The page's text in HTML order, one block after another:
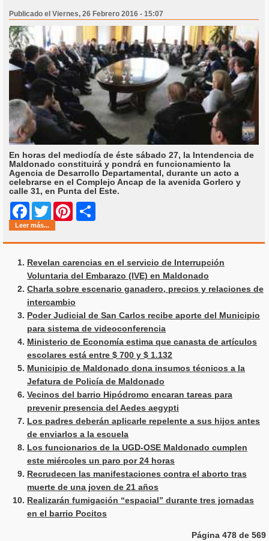
Publicado el Viernes, 26 Febrero 2016 - 15:07
En horas del mediodía de éste sábado 27, la Intendencia de
Maldonado constituirá y pondrá en funcionamiento la
Agencia de Desarrollo Departamental, durante un acto a
celebrarse en el Complejo Ancap de la avenida Gorlero y
calle 31, en Punta del Este.
Facebook
Twitter Pinterest
Leer más...
Revelan carencias en el servicio de Interrupción
Voluntaria del Embarazo (IVE) en Maldonado
Charla sobre escenario ganadero, precios y relaciones de
intercambio
Poder Judicial de San Carlos recibe aporte del Municipio
para sistema de videoconferencia
Ministerio de Economía estima que canasta de artículos
escolares está entre $ 700 y $ 1.132
Municipio de Maldonado dona insumos técnicos a la
Jefatura de Policía de Maldonado
Vecinos del barrio Hipódromo encaran tareas para
prevenir presencia del Aedes aegypti
Los padres deberán aplicarle repelente a sus hijos antes
de enviarlos a la escuela
Los funcionarios de la UGD-OSE Maldonado cumplen
este miércoles un paro por 24 horas
Recrudecen las manifestaciones contra el aborto tras
muerte de una joven de 21 años
Realizarán fumigación “espacial” durante tres jornadas
en el barrio Pocitos
Página 478 de 569